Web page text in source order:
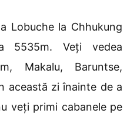
Lobuche la Chhukung
5535m. Veți vedea
Makalu, Baruntse,
această zi înainte de a
veți primi cabanele pe